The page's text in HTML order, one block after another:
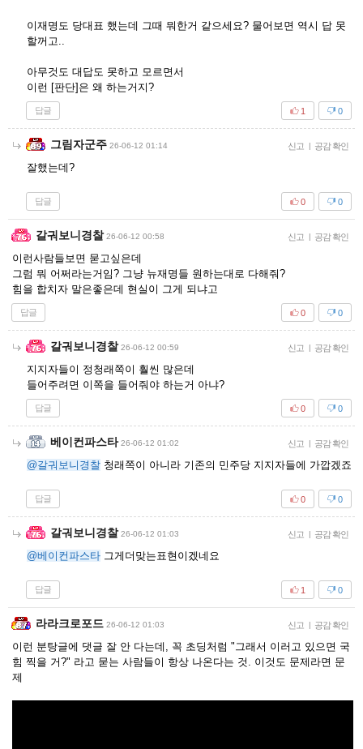
이재명도 당대표 했는데 그때 뭐한거 같으세요? 물어보면 역시 답 못
할꺼고..
아무것도 대답도 못하고 모르면서
이런 [판단]은 왜 하는거지?
답글 0
1
그림자군주 26-06-12 01:14 신고 | 공감 확인
잘했는데?
답글 0
0
갈궈보니경찰 26-06-12 00:58 신고 | 공감 확인
이런사람들보면 묻고싶은데
그럼 뭐 어쩌라는거임? 그냥 뉴재명들 원하는대로 다해줘?
힘을 합치자 말은좋은데 현실이 그게 되냐고
답글 0
0
갈궈보니경찰 26-06-12 00:59 신고 | 공감 확인
지지자들이 정청래쪽이 훨씬 많은데
들어주려면 이쪽을 들어줘야 하는거 아냐?
답글 0
0
베이컨파스타 26-06-12 01:02 신고 | 공감 확인
@갈궈보니경찰 청래쪽이 아니라 기존의 민주당 지지자들에 가깝겠죠
답글 0
0
갈궈보니경찰 26-06-12 01:03 신고 | 공감 확인
@베이컨파스타 그게더맞는표현이겠네요
답글 0
1
라라크로포드 26-06-12 01:03 신고 | 공감 확인
이런 분탕글에 댓글 잘 안 다는데, 꼭 초딩처럼 "그래서 이러고 있으면 국
힘 찍을 거?" 라고 묻는 사람들이 항상 나온다는 것. 이것도 문제라면 문
제